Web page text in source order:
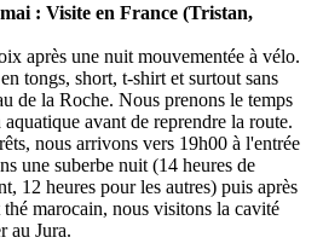
: Visite en France (Tristan,
après une nuit mouvementée à vélo.
tongs, short, t-shirt et surtout sans
de la Roche. Nous prenons le temps
avant de reprendre la route.
nous arrivons vers 19h00 à l'entrée
une suberbe nuit (14 heures de
12 heures pour les autres) puis après
marocain, nous visitons la cavité
au Jura.